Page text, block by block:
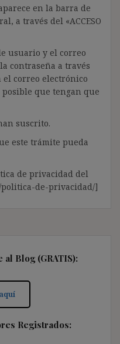
en la barra de
a través del «ACCESO
usuario y el correo
contraseña a través
correo electrónico
posible que tengan que
suscrito.
este trámite pueda
de privacidad del
de-privacidad/]
Blog (GRATIS):
Registrados: